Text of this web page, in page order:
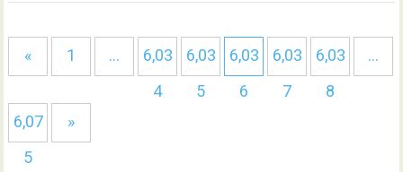
« 1 …
6,03
4
6,03
5
6,03
6
6,03
7
6,03
8
…
6,07
5
»